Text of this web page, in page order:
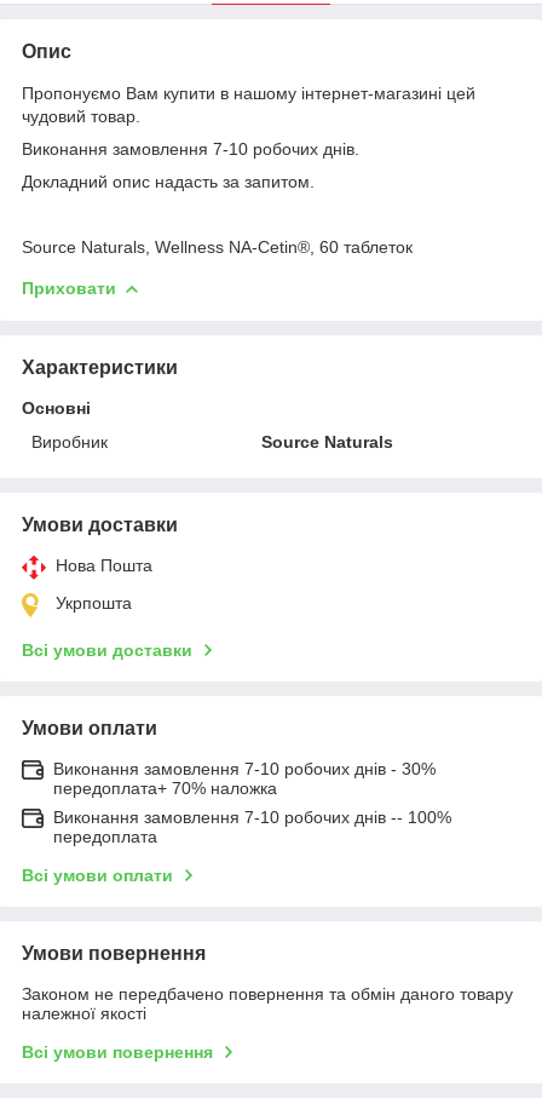
Опис
Пропонуємо Вам купити в нашому інтернет-магазині цей
чудовий товар.
Виконання замовлення 7-10 робочих днів.
Докладний опис надасть за запитом.
Source Naturals, Wellness NA-Cetin®, 60 таблеток
Приховати
Характеристики
Основні
Виробник
Source Naturals
Умови доставки
Нова Пошта
Укрпошта
Всі умови доставки
Умови оплати
Виконання замовлення 7-10 робочих днів - 30%
передоплата+ 70% наложка
Виконання замовлення 7-10 робочих днів -- 100%
передоплата
Всі умови оплати
Умови повернення
Законом не передбачено повернення та обмін даного товару
належної якості
Всі умови повернення